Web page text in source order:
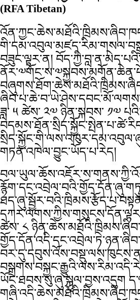
(RFA Tibetan)
བཟུང་ལྟར་ན།
ཟླ་ ༥ ཚེས་ ༢༧ ཉིན་སྐབས་ ༡༧
གཏན་འཁེལ་བྱུང་ཡོད་པ་རེད།
ཚེས་ ༨
ཡོང་ཐབས་སུ་ཞུ་སྐུལ་བྱས་འདུག